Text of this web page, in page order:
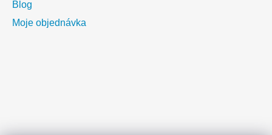
Blog
Moje objednávka